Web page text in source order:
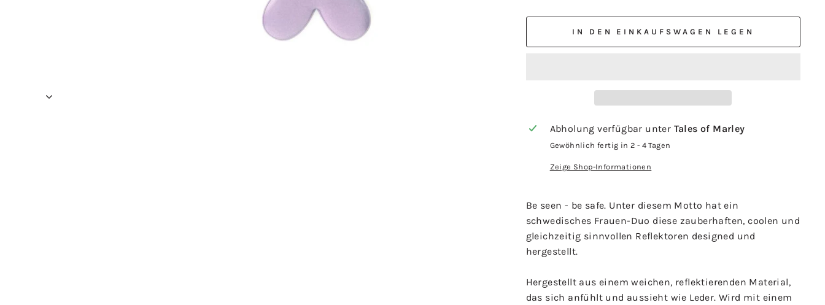
IN DEN EINKAUFSWAGEN LEGEN
Abholung verfügbar unter Tales of Marley
Gewöhnlich fertig in 2 - 4 Tagen
Zeige Shop-Informationen
Be seen - be safe. Unter diesem Motto hat ein
schwedisches Frauen-Duo diese zauberhaften, coolen und
gleichzeitig sinnvollen Reflektoren designed und
hergestellt.
Hergestellt aus einem weichen, reflektierenden Material,
das sich anfühlt und aussieht wie Leder. Wird mit einem